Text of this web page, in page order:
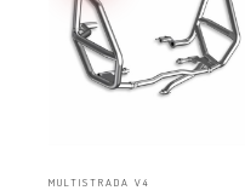
MULTISTRADA V4